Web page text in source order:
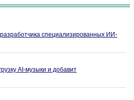
специализированных ИИ-
AI-музыки и добавит